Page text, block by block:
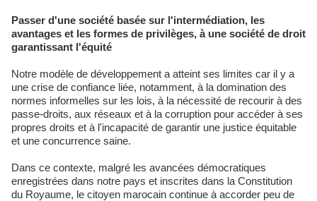
Passer d'une société basée sur l'intermédiation, les
avantages et les formes de privilèges, à une société de droit
garantissant l'équité
Notre modèle de développement a atteint ses limites car il y a
une crise de confiance liée, notamment, à la domination des
normes informelles sur les lois, à la nécessité de recourir à des
passe-droits, aux réseaux et à la corruption pour accéder à ses
propres droits et à l'incapacité de garantir une justice équitable
et une concurrence saine.
Dans ce contexte, malgré les avancées démocratiques
enregistrées dans notre pays et inscrites dans la Constitution
du Royaume, le citoyen marocain continue à accorder peu de